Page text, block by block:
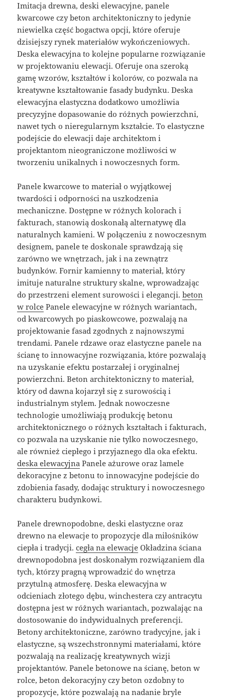
Imitacja drewna, deski elewacyjne, panele
kwarcowe czy beton architektoniczny to jedynie
niewielka część bogactwa opcji, które oferuje
dzisiejszy rynek materiałów wykończeniowych.
Deska elewacyjna to kolejne popularne rozwiązanie
w projektowaniu elewacji. Oferuje ona szeroką
gamę wzorów, kształtów i kolorów, co pozwala na
kreatywne kształtowanie fasady budynku. Deska
elewacyjna elastyczna dodatkowo umożliwia
precyzyjne dopasowanie do różnych powierzchni,
nawet tych o nieregularnym kształcie. To elastyczne
podejście do elewacji daje architektom i
projektantom nieograniczone możliwości w
tworzeniu unikalnych i nowoczesnych form.
Panele kwarcowe to materiał o wyjątkowej
twardości i odporności na uszkodzenia
mechaniczne. Dostępne w różnych kolorach i
fakturach, stanowią doskonałą alternatywę dla
naturalnych kamieni. W połączeniu z nowoczesnym
designem, panele te doskonale sprawdzają się
zarówno we wnętrzach, jak i na zewnątrz
budynków. Fornir kamienny to materiał, który
imituje naturalne struktury skalne, wprowadzając
do przestrzeni element surowości i elegancji.beton
w rolce Panele elewacyjne w różnych wariantach,
od kwarcowych po piaskowcowe, pozwalają na
projektowanie fasad zgodnych z najnowszymi
trendami. Panele rdzawe oraz elastyczne panele na
ścianę to innowacyjne rozwiązania, które pozwalają
na uzyskanie efektu postarzałej i oryginalnej
powierzchni. Beton architektoniczny to materiał,
który od dawna kojarzył się z surowością i
industrialnym stylem. Jednak nowoczesne
technologie umożliwiają produkcję betonu
architektonicznego o różnych kształtach i fakturach,
co pozwala na uzyskanie nie tylko nowoczesnego,
ale również ciepłego i przyjaznego dla oka efektu.
deska elewacyjna Panele ażurowe oraz lamele
dekoracyjne z betonu to innowacyjne podejście do
zdobienia fasady, dodając struktury i nowoczesnego
charakteru budynkowi.
Panele drewnopodobne, deski elastyczne oraz
drewno na elewacje to propozycje dla miłośników
ciepła i tradycji.cegła na elewacje Okładzina ściana
drewnopodobna jest doskonałym rozwiązaniem dla
tych, którzy pragną wprowadzić do wnętrza
przytulną atmosferę. Deska elewacyjna w
odcieniach złotego dębu, winchestera czy antracytu
dostępna jest w różnych wariantach, pozwalając na
dostosowanie do indywidualnych preferencji.
Betony architektoniczne, zarówno tradycyjne, jak i
elastyczne, są wszechstronnymi materiałami, które
pozwalają na realizację kreatywnych wizji
projektantów. Panele betonowe na ścianę, beton w
rolce, beton dekoracyjny czy beton ozdobny to
propozycje, które pozwalają na nadanie bryle